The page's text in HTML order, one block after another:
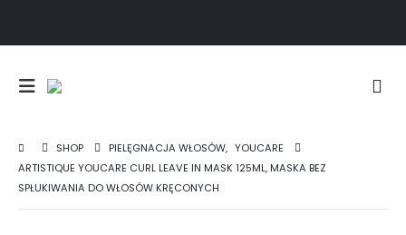
SHOP PIELĘGNACJA WŁOSÓW, YOUCARE
ARTISTIQUE YOUCARE CURL LEAVE IN MASK 125ML, MASKA BEZ
SPŁUKIWANIA DO WŁOSÓW KRĘCONYCH